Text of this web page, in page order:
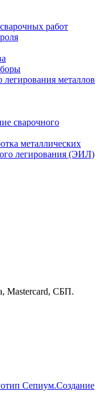
работ
легирования металлов
сварочного
металлических
легирования (ЭИЛ)
Создание